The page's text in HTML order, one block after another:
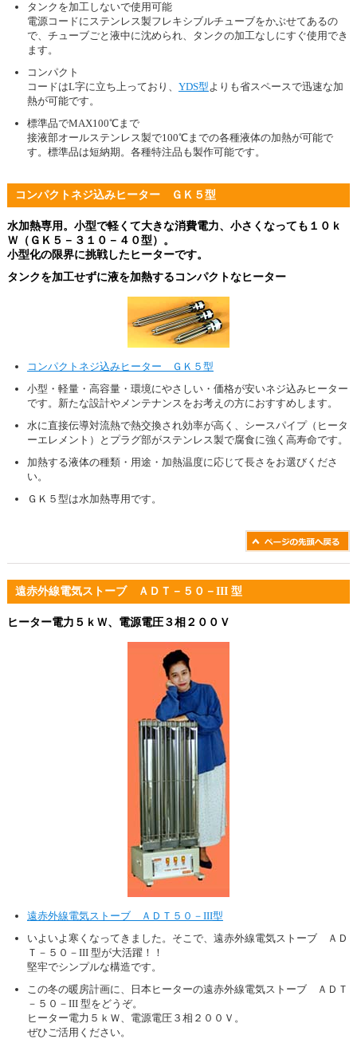
タンクを加工しないで使用可能
電源コードにステンレス製フレキシブルチューブをかぶせてあるの
で、チューブごと液中に沈められ、タンクの加工なしにすぐ使用でき
ます。
コンパクト
コードはL字に立ち上っており、 YDS型よりも省スペースで迅速な加
熱が可能です。
標準品でMAX100℃まで
接液部オールステンレス製で100℃までの各種液体の加熱が可能で
す。標準品は短納期。各種特注品も製作可能です。
コンパクトネジ込みヒーター ＧＫ５型
水加熱専用。小型で軽くて大きな消費電力、小さくなっても１０ｋ
Ｗ（ＧＫ５－３１０－４０型）。
小型化の限界に挑戦したヒーターです。
タンクを加工せずに液を加熱するコンパクトなヒーター
コンパクトネジ込みヒーター ＧＫ５型
小型・軽量・高容量・環境にやさしい・価格が安いネジ込みヒーター
です。新たな設計やメンテナンスをお考えの方におすすめします。
水に直接伝導対流熱で熱交換され効率が高く、シースパイプ（ヒータ
ーエレメント）とプラグ部がステンレス製で腐食に強く高寿命です。
加熱する液体の種類・用途・加熱温度に応じて長さをお選びくださ
い。
ＧＫ５型は水加熱専用です。
遠赤外線電気ストーブ ＡＤＴ－５０－III 型
ヒーター電力５ｋＷ、電源電圧３相２００Ｖ
遠赤外線電気ストーブ ＡＤＴ５０－III型
いよいよ寒くなってきました。そこで、遠赤外線電気ストーブ ＡＤ
Ｔ－５０－III 型が大活躍！！
堅牢でシンプルな構造です。
この冬の暖房計画に、日本ヒーターの遠赤外線電気ストーブ ＡＤＴ
－５０－III 型をどうぞ。
ヒーター電力５ｋＷ、電源電圧３相２００Ｖ。
ぜひご活用ください。